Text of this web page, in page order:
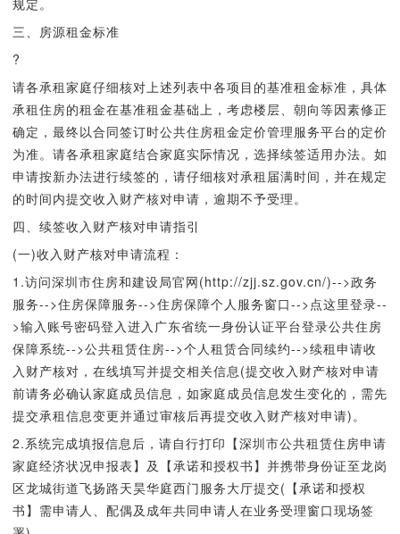
规定。
三、房源租金标准
?
请各承租家庭仔细核对上述列表中各项目的基准租金标准，具体
承租住房的租金在基准租金基础上，考虑楼层、朝向等因素修正
确定，最终以合同签订时公共住房租金定价管理服务平台的定价
为准。请各承租家庭结合家庭实际情况，选择续签适用办法。如
申请按新办法进行续签的，请仔细核对承租届满时间，并在规定
的时间内提交收入财产核对申请，逾期不予受理。
四、续签收入财产核对申请指引
(一)收入财产核对申请流程：
1.访问深圳市住房和建设局官网(http://zjj.sz.gov.cn/)-->政务
服务-->住房保障服务-->住房保障个人服务窗口-->点这里登录--
>输入账号密码登入进入广东省统一身份认证平台登录公共住房
保障系统-->公共租赁住房-->个人租赁合同续约-->续租申请收
入财产核对，在线填写并提交相关信息(提交收入财产核对申请
前请务必确认家庭成员信息，如家庭成员信息发生变化的，需先
提交承租信息变更并通过审核后再提交收入财产核对申请)。
2.系统完成填报信息后，请自行打印【深圳市公共租赁住房申请
家庭经济状况申报表】及【承诺和授权书】并携带身份证至龙岗
区龙城街道飞扬路天昊华庭西门服务大厅提交(【承诺和授权
书】需申请人、配偶及成年共同申请人在业务受理窗口现场签